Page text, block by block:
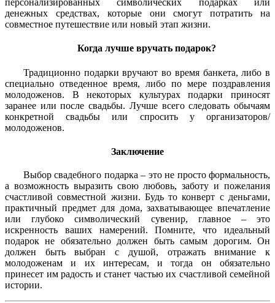
персонализированных символических подарках или
денежных средствах, которые они смогут потратить на
совместное путешествие или новый этап жизни.
Когда лучше вручать подарок?
Традиционно подарки вручают во время банкета, либо в
специально отведенное время, либо по мере поздравления
молодоженов. В некоторых культурах подарки приносят
заранее или после свадьбы. Лучше всего следовать обычаям
конкретной свадьбы или спросить у организаторов/
молодоженов.
Заключение
Выбор свадебного подарка – это не просто формальность,
а возможность выразить свою любовь, заботу и пожелания
счастливой совместной жизни. Будь то конверт с деньгами,
практичный предмет для дома, захватывающее впечатление
или глубоко символический сувенир, главное – это
искренность ваших намерений. Помните, что идеальный
подарок не обязательно должен быть самым дорогим. Он
должен быть выбран с душой, отражать внимание к
молодоженам и их интересам, и тогда он обязательно
принесет им радость и станет частью их счастливой семейной
истории.